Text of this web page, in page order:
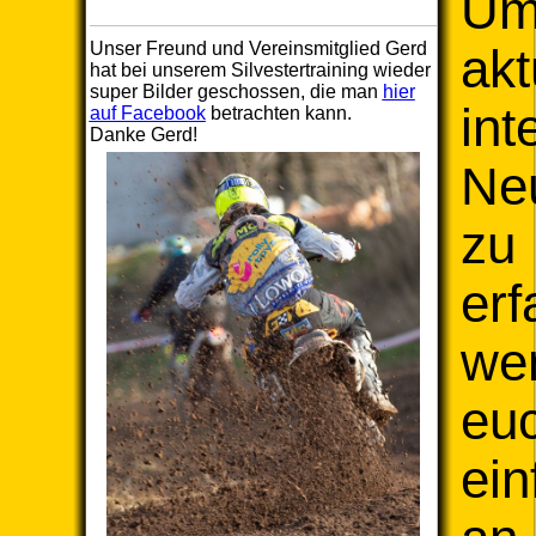
Unser Freund und Vereinsmitglied Gerd
hat bei unserem Silvestertraining wieder
super Bilder geschossen, die man hier
auf Facebookbetrachten kann.
Danke Gerd!
zu